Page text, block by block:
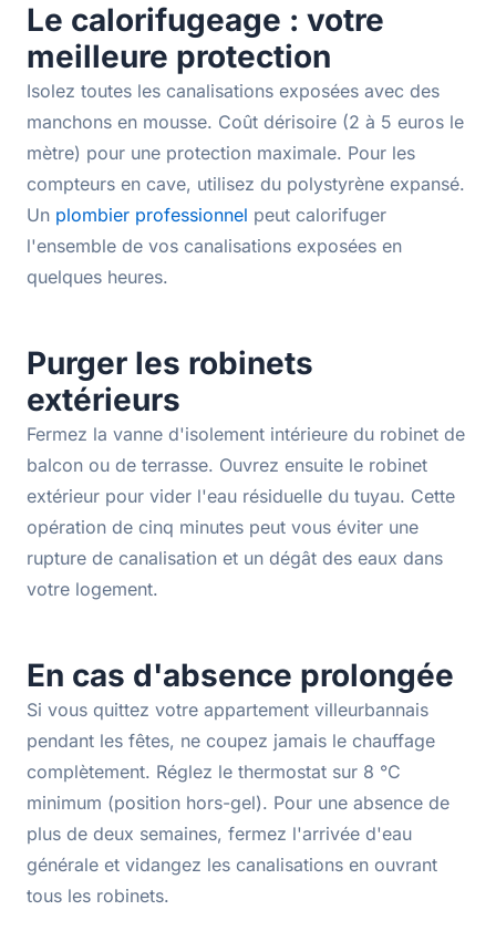
Le calorifugeage : votre
meilleure protection
Isolez toutes les canalisations exposées avec des
manchons en mousse. Coût dérisoire (2 à 5 euros le
mètre) pour une protection maximale. Pour les
compteurs en cave, utilisez du polystyrène expansé.
Un plombier professionnel peut calorifuger
l'ensemble de vos canalisations exposées en
quelques heures.
Purger les robinets
extérieurs
Fermez la vanne d'isolement intérieure du robinet de
balcon ou de terrasse. Ouvrez ensuite le robinet
extérieur pour vider l'eau résiduelle du tuyau. Cette
opération de cinq minutes peut vous éviter une
rupture de canalisation et un dégât des eaux dans
votre logement.
En cas d'absence prolongée
Si vous quittez votre appartement villeurbannais
pendant les fêtes, ne coupez jamais le chauffage
complètement. Réglez le thermostat sur 8 °C
minimum (position hors-gel). Pour une absence de
plus de deux semaines, fermez l'arrivée d'eau
générale et vidangez les canalisations en ouvrant
tous les robinets.